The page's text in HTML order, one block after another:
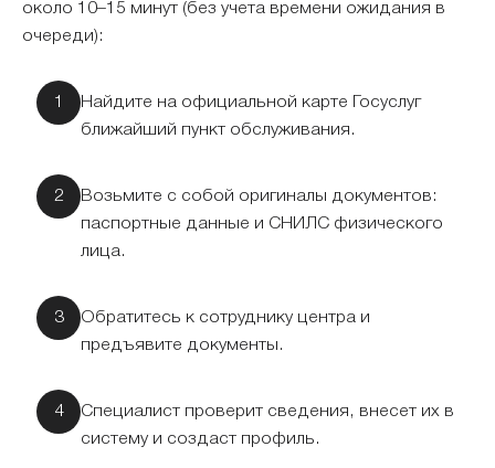
около 10–15 минут (без учета времени ожидания в
очереди):
Найдите на официальной карте Госуслуг
ближайший пункт обслуживания.
Возьмите с собой оригиналы документов:
паспортные данные и СНИЛС физического
лица.
Обратитесь к сотруднику центра и
предъявите документы.
Специалист проверит сведения, внесет их в
систему и создаст профиль.